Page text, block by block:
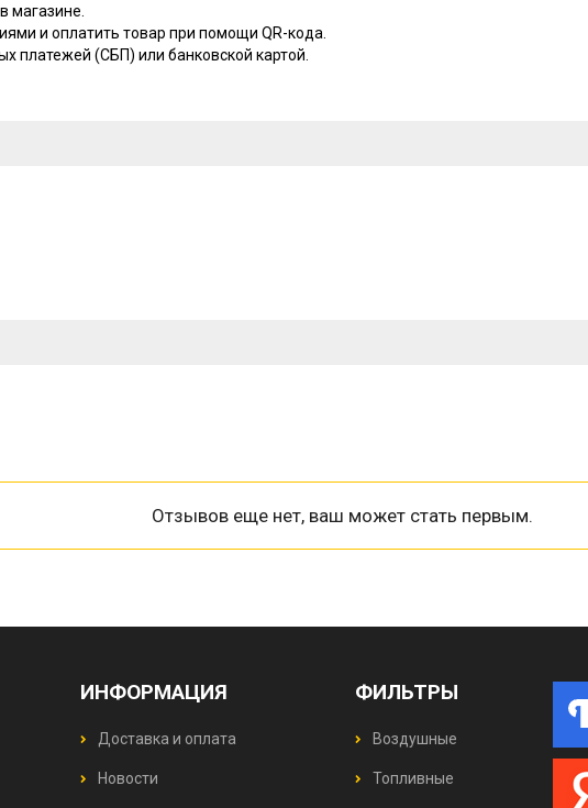
магазине.
и оплатить товар при помощи QR-кода.
платежей (СБП) или банковской картой.
Отзывов еще нет, ваш может стать первым.
ИНФОРМАЦИЯ
Доставка и оплата
Новости
ФИЛЬТРЫ
Воздушные
Топливные